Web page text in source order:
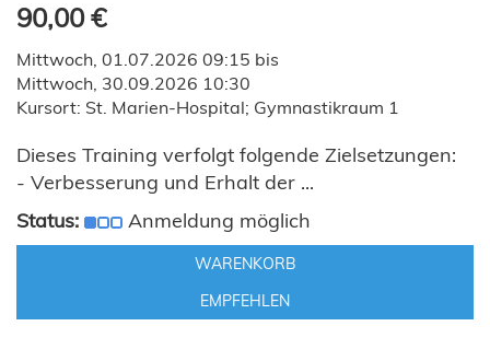
90,00 €
Mittwoch, 01.07.2026 09:15 bis
Mittwoch, 30.09.2026 10:30
Kursort: St. Marien-Hospital; Gymnastikraum 1
Dieses Training verfolgt folgende Zielsetzungen:
- Verbesserung und Erhalt der ...
Status:
Anmeldung möglich
WARENKORB
EMPFEHLEN